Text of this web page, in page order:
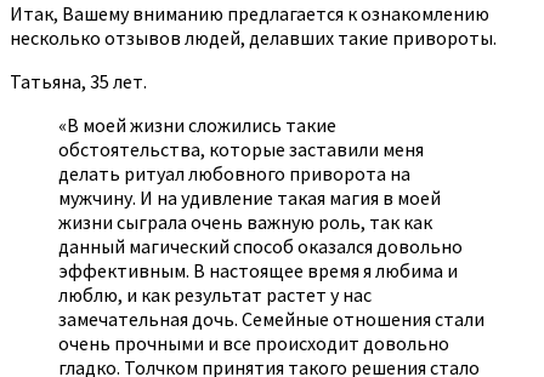
Итак, Вашему вниманию предлагается к ознакомлению
несколько отзывов людей, делавших такие привороты.
Татьяна, 35 лет.
«В моей жизни сложились такие
обстоятельства, которые заставили меня
делать ритуал любовного приворота на
мужчину. И на удивление такая магия в моей
жизни сыграла очень важную роль, так как
данный магический способ оказался довольно
эффективным. В настоящее время я любима и
люблю, и как результат растет у нас
замечательная дочь. Семейные отношения стали
очень прочными и все происходит довольно
гладко. Толчком принятия такого решения стало